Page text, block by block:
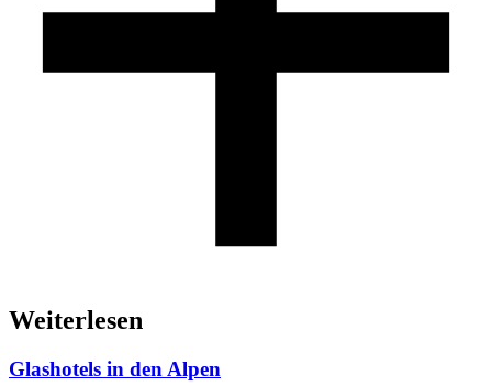
Weiterlesen
Glashotels in den Alpen